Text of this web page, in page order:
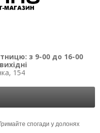
з 9-00 до 16-00
154
спогади у долонях